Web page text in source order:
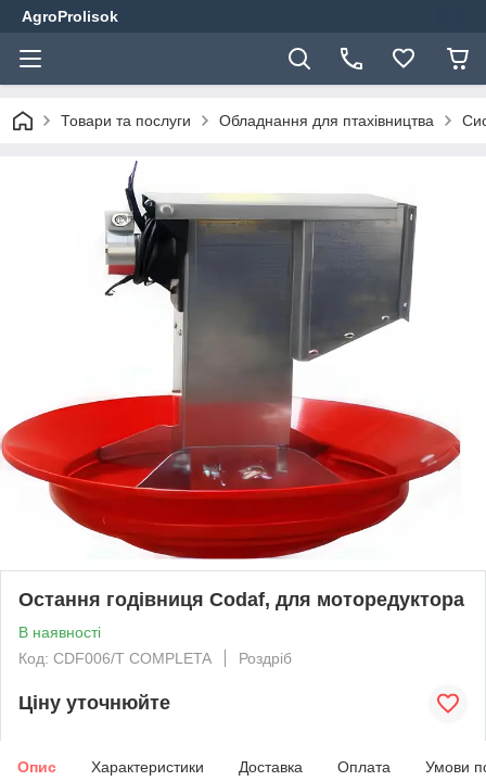
AgroProlisok
Товари та послуги Обладнання для птахівництва
Остання годівниця Codaf, для моторедуктора
В наявності
Код: CDF006/T COMPLETA
Роздріб
Ціну уточнюйте
Опис Характеристики Доставка Оплата Умови